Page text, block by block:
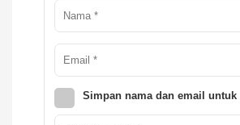
Simpan nama dan email